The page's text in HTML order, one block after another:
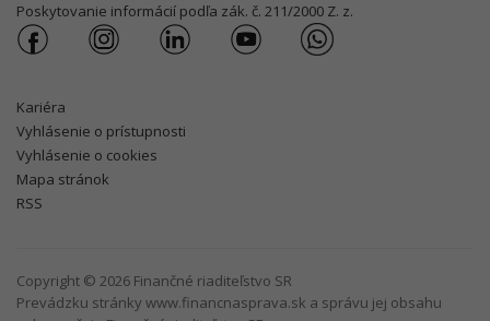
Poskytovanie informácií podľa zák. č. 211/2000 Z. z.
Kariéra
Vyhlásenie o prístupnosti
Vyhlásenie o cookies
Mapa stránok
RSS
Copyright © 2026 Finančné riaditeľstvo SR
Prevádzku stránky www.financnasprava.sk a správu jej obsahu